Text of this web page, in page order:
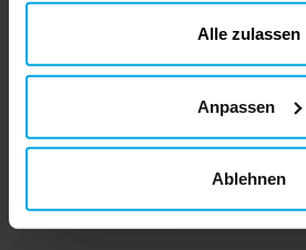
gesammelt haben. Ihre
Alle zulassen
Anpassen
Ablehnen